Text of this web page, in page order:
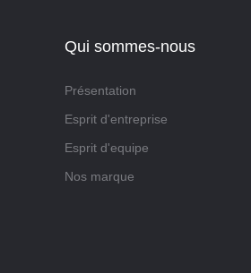
Qui sommes-nous
Présentation
Esprit d'entreprise
Esprit d'equipe
Nos marque